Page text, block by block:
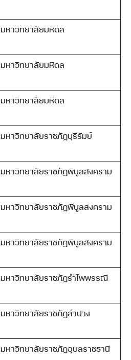
มหาวิทยาลัยมหิดล
มหาวิทยาลัยมหิดล
มหาวิทยาลัยมหิดล
มหาวิทยาลัยราชภัฏบุรีรัมย์
มหาวิทยาลัยราชภัฏพิบูลสงคราม
มหาวิทยาลัยราชภัฏพิบูลสงคราม
มหาวิทยาลัยราชภัฏพิบูลสงคราม
มหาวิทยาลัยราชภัฏรำไพพรรณี
มหาวิทยาลัยราชภัฏลำปาง
มหาวิทยาลัยราชภัฏอุบลราชธานี